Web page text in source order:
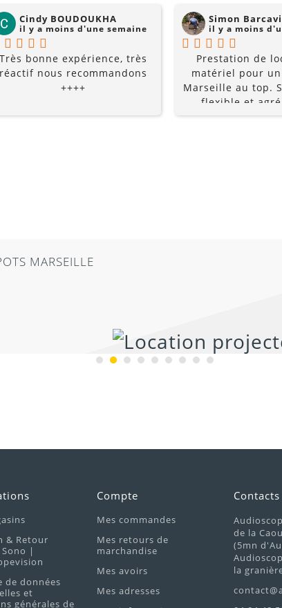
Cindy BOUDOUKHA
il y a moins d'une semaine
Très bonne expérience, très
réactif nous recommandons
++++
Simon
il y a moins
Prestation de
matériel pour
Marseille au top.
flexible et
recommande
MARSEILLE
& Retour
|
de données
et
générales de
Compte
Mes commandes
Mes retours de
marchandise
Mes avoirs
Mes adresses
Contacts
de la
(5mn
la